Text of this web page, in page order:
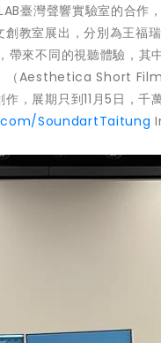
臺灣聲響實驗室的合作
創教室展出，分別為王
帶來不同的視聽體驗，
（Aesthetica Short
，展期只到11月5日，
SoundartTaitung